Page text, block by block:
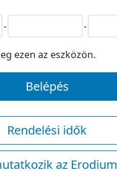
-
-
ezen az eszközön.
Belépés
Rendelési idők
az Erodium